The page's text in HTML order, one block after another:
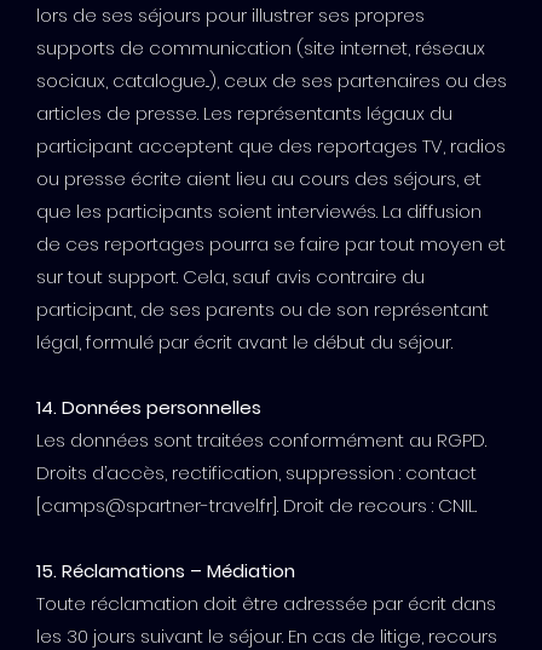
lors de ses séjours pour illustrer ses propres
supports de communication (site internet, réseaux
sociaux, catalogue...), ceux de ses partenaires ou des
articles de presse. Les représentants légaux du
participant acceptent que des reportages TV, radios
ou presse écrite aient lieu au cours des séjours, et
que les participants soient interviewés. La diffusion
de ces reportages pourra se faire par tout moyen et
sur tout support. Cela, sauf avis contraire du
participant, de ses parents ou de son représentant
légal, formulé par écrit avant le début du séjour.
14. Données personnelles
Les données sont traitées conformément au RGPD.
Droits d’accès, rectification, suppression : contact
[camps@spartner-travel.fr]. Droit de recours : CNIL.
15. Réclamations – Médiation
Toute réclamation doit être adressée par écrit dans
les 30 jours suivant le séjour. En cas de litige, recours